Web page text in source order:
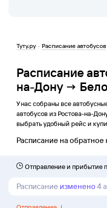
Туту.ру · Расписание автобусов
Расписание
на-Дону →
У нас собраны все
автобусов из Ростова-на-
выбрать удобный рейс и
Расписание на обратное
Отправление и прибытие
Расписание изменено 4